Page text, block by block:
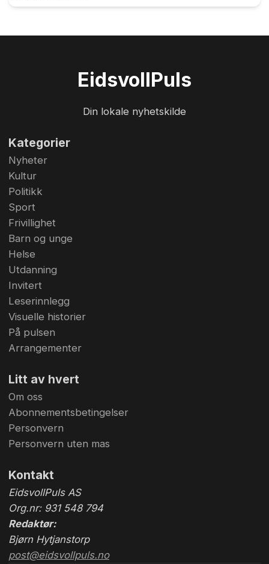
EidsvollPuls
Din lokale nyhetskilde
Kategorier
Nyheter
Kultur
Politikk
Sport
Frivillighet
Barn og unge
Helse
Utdanning
Invitert
Leserinnlegg
Visuelle historier
På pulsen
Arrangementer
Litt av hvert
Om oss
Abonnementsbetingelser
Personvern
Personvern uten mas
Kontakt
EidsvollPuls AS
Org.nr: 931 548 794
Redaktør:
Bjørn Hytjanstorp
post@eidsvollpuls.no